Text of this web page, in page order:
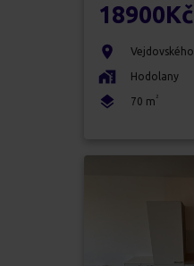
18900Kč
Vejdovského
Hodolany
70 m 2